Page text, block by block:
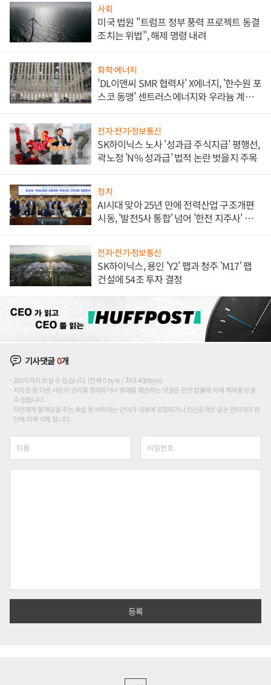
사회
미국 법원 "트럼프 정부 풍력 프로젝트 동결
조치는 위법", 해제 명령 내려
화학·에너지
'DL이앤씨 SMR 협력사' X에너지, '한수원 포
스코 동맹' 센트러스에너지와 우라늄 계약
전자·전기·정보통신
SK하이닉스 노사 '성과급 주식지급' 평행선,
곽노정 'N% 성과급' 법적 논란 벗을지 주목
정치
AI시대 맞아 25년 만에 전력산업 구조개편
시동, '발전5사 통합' 넘어 '한전 지주사' 재편
전자·전기·정보통신
SK하이닉스, 용인 'Y2' 팹과 청주 'M17' 팹
건설에 54조 투자 결정
기사댓글0개
200자까지 쓰실 수 있습니다. (현재 0 byte / 최대 400byte)
저작권 등 다른 사람의 권리를 침해하거나 명예를 훼손하는 댓글은 관련 법률에 의해 제재를 받을
수 있습니다.
타인에게 불쾌감을 주는 욕설 등 비하하는 단어가 내용에 포함되거나 인신공격성 글은 관리자의 판
단에 의해 삭제 합니다.